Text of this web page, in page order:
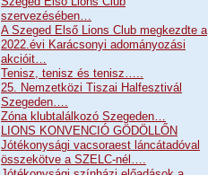
szervezésében…
A Szeged Első Lions Club megkezdte a
2022.évi Karácsonyi adományozási
akcióit…
Tenisz, tenisz és tenisz…..
25. Nemzetközi Tiszai Halfesztivál
Szegeden….
Zóna klubtalálkozó Szegeden…
LIONS KONVENCIÓ GÖDÖLLŐN
Jótékonysági vacsoraest láncátadóval
összekötve a SZELC-nél….